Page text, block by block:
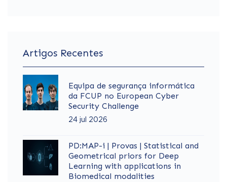
Artigos Recentes
Equipa de segurança informática
da FCUP no European Cyber
Security Challenge
24 jul 2026
PD:MAP-i | Provas | Statistical and
Geometrical priors for Deep
Learning with applications in
Biomedical modalities